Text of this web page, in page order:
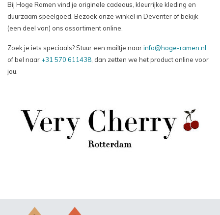
Bij Hoge Ramen vind je originele cadeaus, kleurrijke kleding en
duurzaam speelgoed. Bezoek onze winkel in Deventer of bekijk
(een deel van) ons assortiment online.
Zoek je iets speciaals? Stuur een mailtje naarinfo@hoge-ramen.nl
of bel naar +31 570 611438, dan zetten we het product online voor
jou.